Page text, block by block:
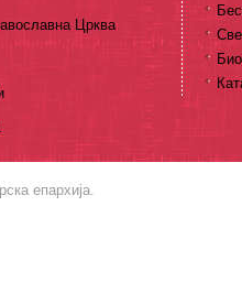
Црква
епархија.